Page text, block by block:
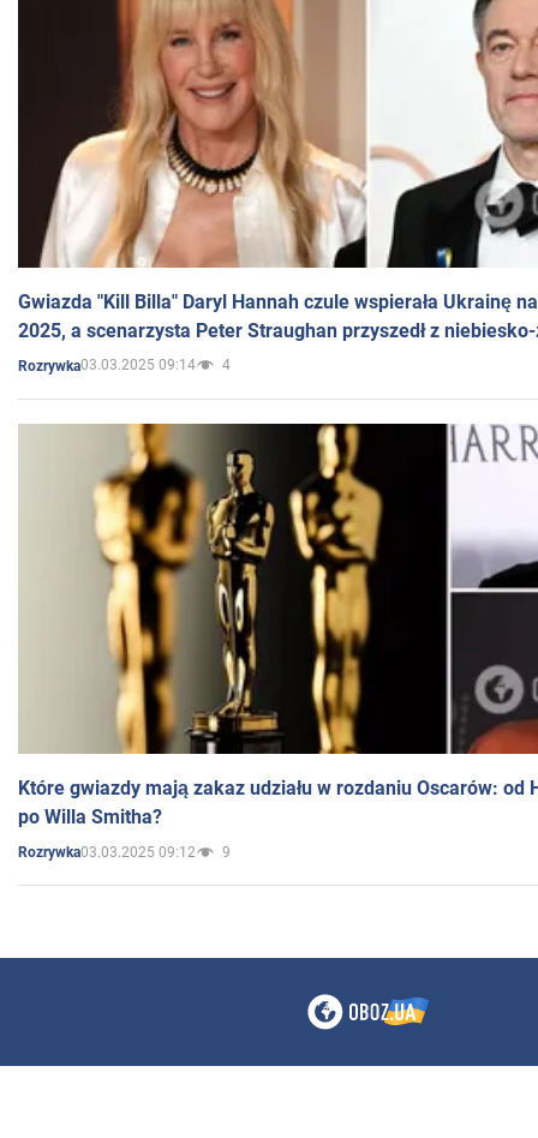
Gwiazda "Kill Billa" Daryl Hannah czule wspierała Ukrainę
2025, a scenarzysta Peter Straughan przyszedł z
Rozrywka03.03.2025 09:14 4
Które gwiazdy mają zakaz udziału w rozdaniu Oscarów: od
po Willa Smitha?
Rozrywka03.03.2025 09:12 9